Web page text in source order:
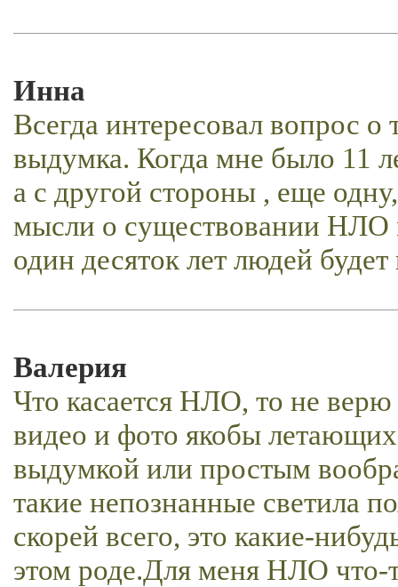
Инна
Всегда интересовал вопрос
выдумка. Когда мне было 11
а с другой стороны , еще
мысли о существовании
один десяток лет людей
Валерия
Что касается НЛО, то не
видео и фото якобы летающих
выдумкой или простым
такие непознанные светила
скорей всего, это какие-
этом роде.Для меня НЛО что-